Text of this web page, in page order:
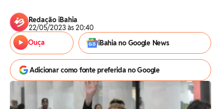
Redação iBahia
22/05/2023 às 20:40
Ouça
iBahia no Google News
Adicionar como fonte preferida no Google